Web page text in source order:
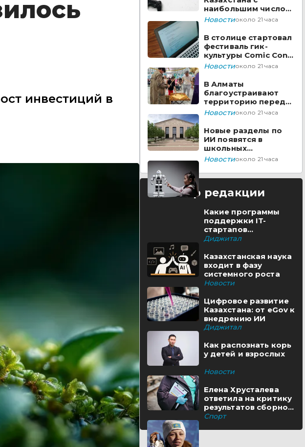
инвестиций в
наибольшим числом
вакансий на Enbek.kz
Новостиоколо 21 часа
В столице стартовал
фестиваль гик-
культуры Comic Con
Astana 2026
Новостиоколо 21 часа
В Алматы
благоустраивают
территорию перед
ТЮЗом
Новостиоколо 21 часа
Новые разделы по
ИИ появятся в
школьных
предметах
Новостиоколо 21 часа
Выбор редакции
Какие программы
поддержки IT-
стартапов
реализуются в
Диджитал
Казахстанская наука
входит в фазу
системного роста
Новости
Цифровое развитие
Казахстана: от eGov к
внедрению ИИ
Диджитал
Как распознать корь
у детей и взрослых
Новости
Елена Хрусталева
ответила на критику
результатов сборной
Казахстана
Спорт